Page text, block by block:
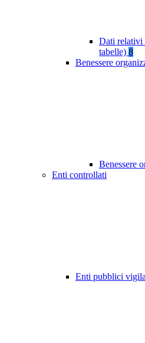
Dati relativi
tabelle) 8
Benessere
Benessere
Enti controllati
Enti pubblici